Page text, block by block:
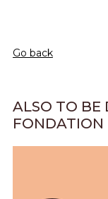
Go back
ALSO TO BE
FONDATION